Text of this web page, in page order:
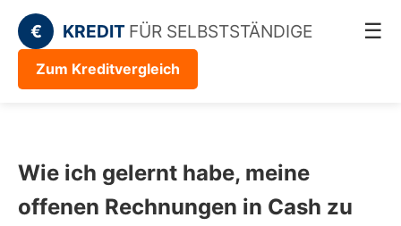
€ KREDIT FÜR SELBSTSTÄNDIGE ☰
Zum Kreditvergleich
Wie ich gelernt habe, meine
offenen Rechnungen in Cash zu